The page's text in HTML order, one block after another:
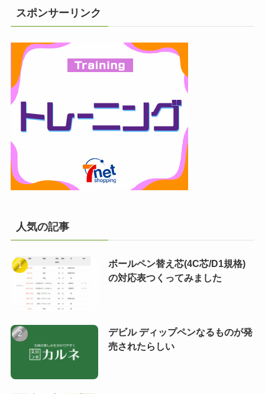
スポンサーリンク
人気の記事
ボールペン替え芯(4C芯/D1規格)
の対応表つくってみました
デビル ディップペンなるものが発
売されたらしい